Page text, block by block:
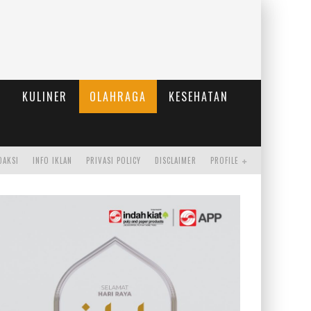
KULINER OLAHRAGA
KESEHATAN
PROFILE
DISCLAIMER
PRIVASI POLICY
INFO IKLAN